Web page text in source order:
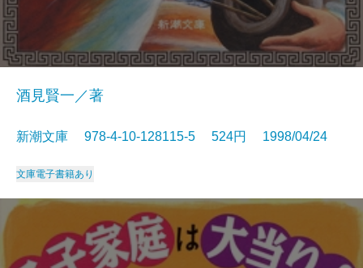
酒見賢一／著
新潮文庫 978-4-10-128115-5 524円 1998/04/24
文庫電子書籍あり